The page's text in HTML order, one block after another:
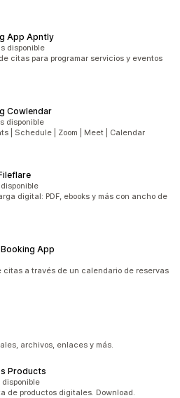
App Apntly
disponible
citas para programar servicios y eventos
Cowlendar
disponible
| Schedule | Zoom | Meet | Calendar
digital: PDF, ebooks y más con ancho de
App
citas a través de un calendario de reservas
archivos, enlaces y más.
Products
disponible
de productos digitales. Download.